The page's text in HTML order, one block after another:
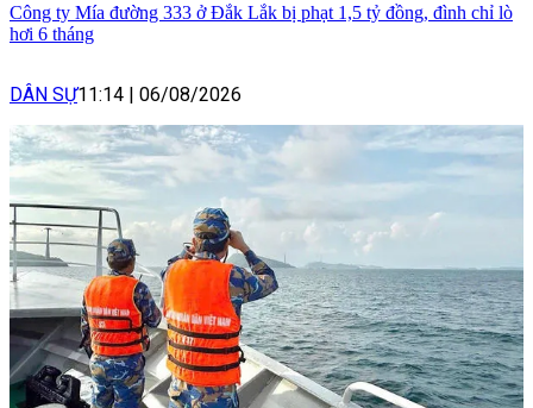
Công ty Mía đường 333 ở Đắk Lắk bị phạt 1,5 tỷ đồng, đình chỉ lò
hơi 6 tháng
DÂN SỰ11:14 06/08/2026